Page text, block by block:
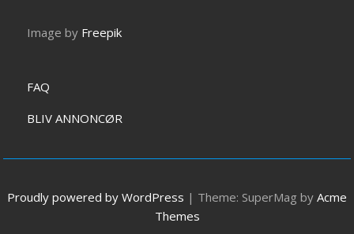
Image by Freepik
FAQ
BLIV ANNONCØR
Proudly powered by WordPress | Theme: SuperMag by Acme
Themes